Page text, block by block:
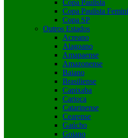
Copa Paulista
Copa Paulista
Copa SP
Outros Estados
Acreano
Alagoano
Amapaense
Amazonense
Baiano
Brasiliense
Capixaba
Carioca
Catarinense
Cearense
Gaúcho
Goiano